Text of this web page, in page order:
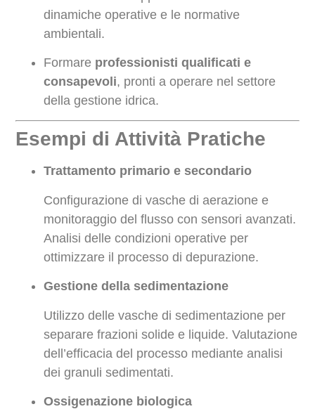
dinamiche operative e le normative
ambientali.
Formare professionisti qualificati e
consapevoli, pronti a operare nel settore
della gestione idrica.
Esempi di Attività Pratiche
Trattamento primario e secondario
Configurazione di vasche di aerazione e
monitoraggio del flusso con sensori avanzati.
Analisi delle condizioni operative per
ottimizzare il processo di depurazione.
Gestione della sedimentazione
Utilizzo delle vasche di sedimentazione per
separare frazioni solide e liquide. Valutazione
dell’efficacia del processo mediante analisi
dei granuli sedimentati.
Ossigenazione biologica